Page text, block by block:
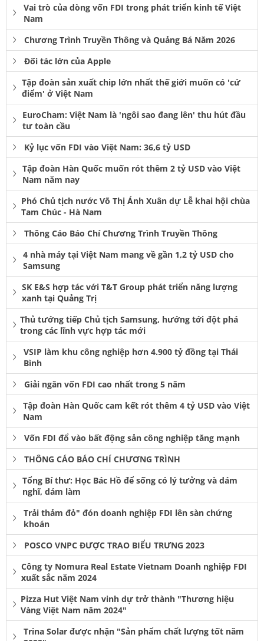
Vai trò của dòng vốn FDI trong phát triển kinh tế Việt
Nam
Chương Trình Truyền Thông và Quảng Bá Năm 2026
Đối tác lớn của Apple
Tập đoàn sản xuất chip lớn nhất thế giới muốn có 'cứ
điểm' ở Việt Nam
EuroCham: Việt Nam là 'ngôi sao đang lên' thu hút đầu
tư toàn cầu
Kỷ lục vốn FDI vào Việt Nam: 36,6 tỷ USD
Tập đoàn Hàn Quốc muốn rót thêm 2 tỷ USD vào Việt
Nam năm nay
Phó Chủ tịch nước Võ Thị Ánh Xuân dự Lễ khai hội chùa
Tam Chúc - Hà Nam
Thông Cáo Báo Chí Chương Trình Truyền Thông
4 nhà máy tại Việt Nam mang về gần 1,2 tỷ USD cho
Samsung
SK E&S hợp tác với T&T Group phát triển năng lượng
xanh tại Quảng Trị
Thủ tướng tiếp Chủ tịch Samsung, hướng tới đột phá
trong các lĩnh vực hợp tác mới
VSIP làm khu công nghiệp hơn 4.900 tỷ đồng tại Thái
Bình
Giải ngân vốn FDI cao nhất trong 5 năm
Tập đoàn Hàn Quốc cam kết rót thêm 4 tỷ USD vào Việt
Nam
Vốn FDI đổ vào bất động sản công nghiệp tăng mạnh
THÔNG CÁO BÁO CHÍ CHƯƠNG TRÌNH
Tổng Bí thư: Học Bác Hồ để sống có lý tưởng và dám
nghĩ, dám làm
Trải thảm đỏ" đón doanh nghiệp FDI lên sàn chứng
khoán
POSCO VNPC ĐƯỢC TRAO BIỂU TRƯNG 2023
Công ty Nomura Real Estate Vietnam Doanh nghiệp FDI
xuất sắc năm 2024
Pizza Hut Việt Nam vinh dự trở thành "Thương hiệu
Vàng Việt Nam năm 2024"
Trina Solar được nhận "Sản phẩm chất lượng tốt năm